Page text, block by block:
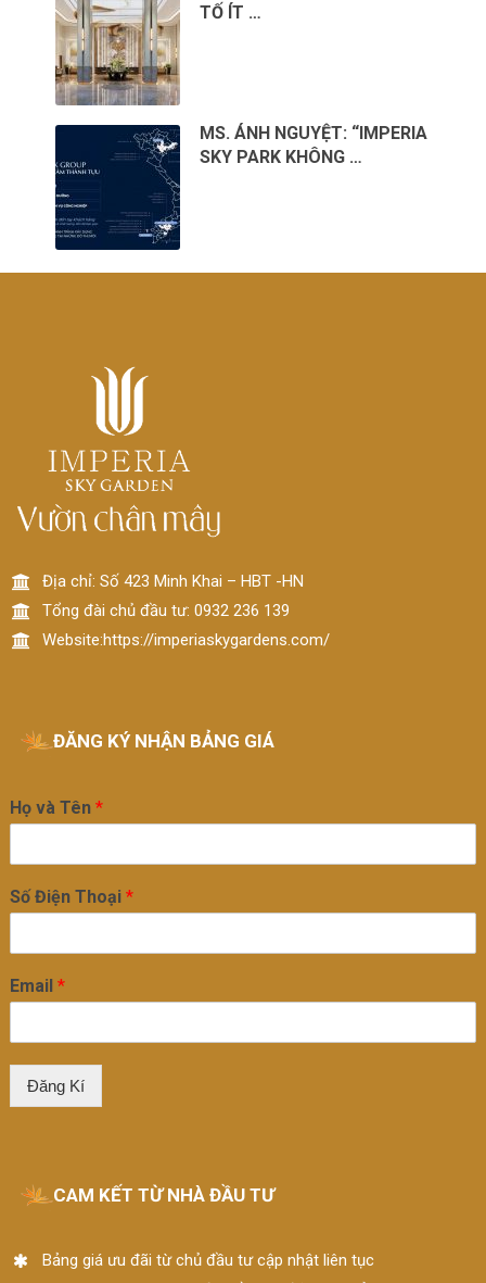
TỐ ÍT …
MS. ÁNH NGUYỆT: “IMPERIA
SKY PARK KHÔNG …
Địa chỉ: Số 423 Minh Khai – HBT -HN
Tổng đài chủ đầu tư: 0932 236 139
Website:https://imperiaskygardens.com/
ĐĂNG KÝ NHẬN BẢNG GIÁ
Họ và Tên *
Số Điện Thoại *
Email *
Đăng Kí
CAM KẾT TỪ NHÀ ĐẦU TƯ
Bảng giá ưu đãi từ chủ đầu tư cập nhật liên tục